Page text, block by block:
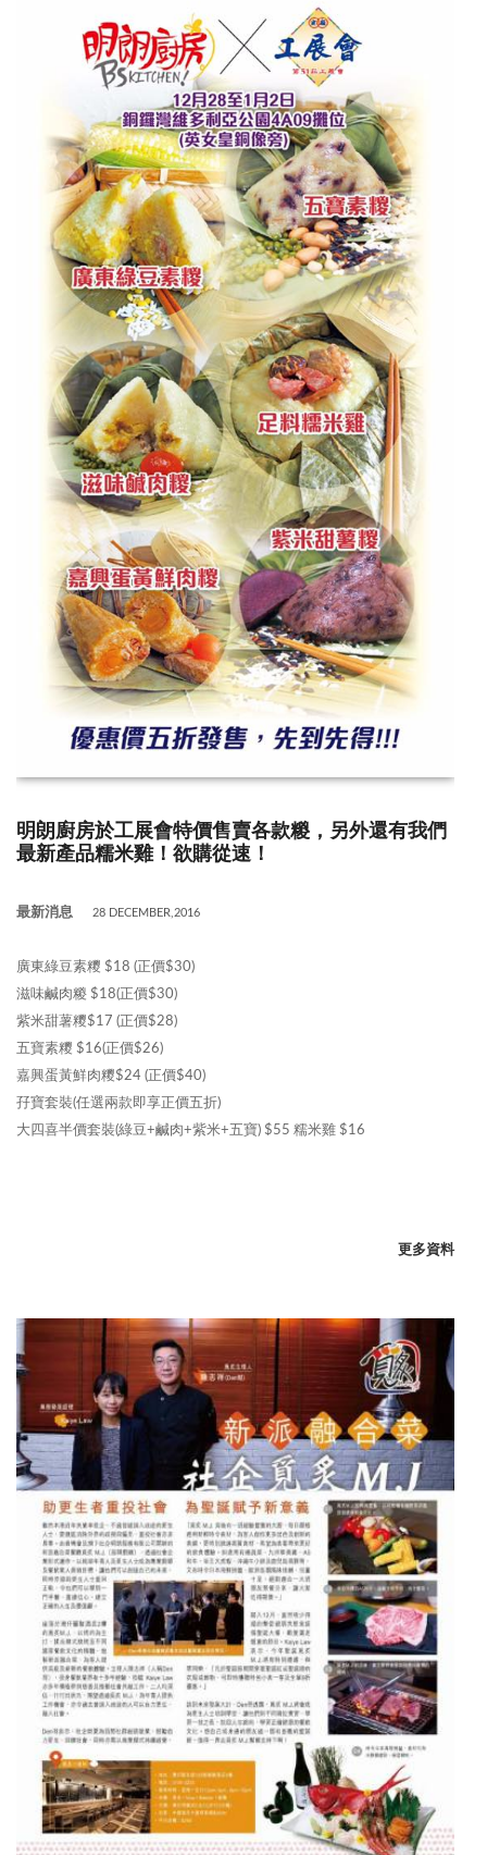
明朗廚房於工展會特價售賣各款糉，另外還有我們
最新產品糯米雞！欲購從速！
最新消息 28 DECEMBER,2016
廣東綠豆素糭 $18 (正價$30)
滋味鹹肉糉 $18(正價$30)
紫米甜薯糭$17 (正價$28)
五寶素糭 $16(正價$26)
嘉興蛋黃鮮肉糭$24 (正價$40)
孖寶套裝(任選兩款即享正價五折)
大四喜半價套裝(綠豆+鹹肉+紫米+五寶) $55 糯米雞 $16
更多資料